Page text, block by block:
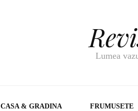
Lumea
CASA & GRADINA FRUMUSETE